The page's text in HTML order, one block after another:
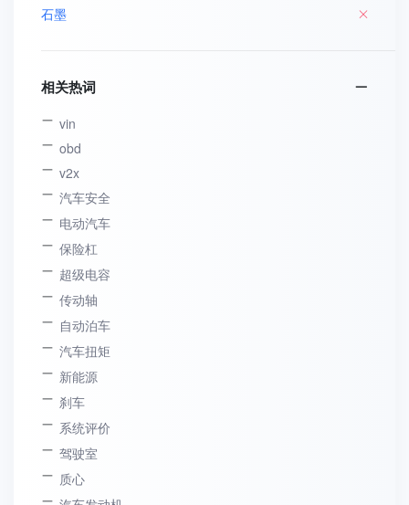
石墨
相关热词
vin
obd
v2x
汽车安全
电动汽车
保险杠
超级电容
传动轴
自动泊车
汽车扭矩
新能源
刹车
系统评价
驾驶室
质心